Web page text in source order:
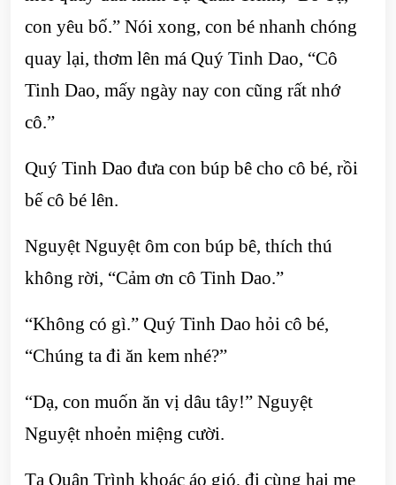
con yêu bố.” Nói xong, con bé nhanh chóng
quay lại, thơm lên má Quý Tinh Dao, “Cô
Tinh Dao, mấy ngày nay con cũng rất nhớ
cô.”
Quý Tinh Dao đưa con búp bê cho cô bé, rồi
bế cô bé lên.
Nguyệt Nguyệt ôm con búp bê, thích thú
không rời, “Cảm ơn cô Tinh Dao.”
“Không có gì.” Quý Tinh Dao hỏi cô bé,
“Chúng ta đi ăn kem nhé?”
“Dạ, con muốn ăn vị dâu tây!” Nguyệt
Nguyệt nhoẻn miệng cười.
Tạ Quân Trình khoác áo gió, đi cùng hai mẹ